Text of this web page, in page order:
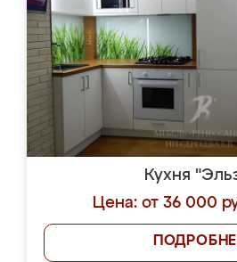
Кухня
Цена: от 36 000